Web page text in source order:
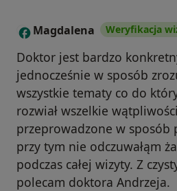
M Magdalena Weryfikacja
Doktor jest bardzo
jednocześnie w sposób
wszystkie tematy co do
rozwiał wszelkie
przeprowadzone w sposób
przy tym nie odczuwałąm
podczas całej wizyty. Z
polecam doktora Andrzeja.